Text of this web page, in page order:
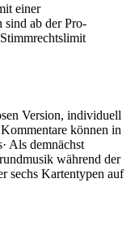
einer
sind ab der Pro-
Stimmrechtslimit
Version, individuell
können in
· Als demnächst
während der
sechs Kartentypen auf